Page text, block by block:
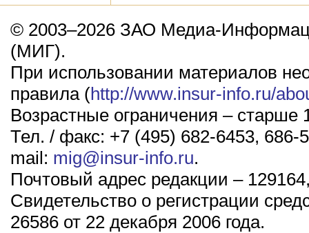
© 2003–2026 ЗАО Медиа-
(МИГ).
При использовании материалов
правила (http://www.insur-info.ru/
Возрастные ограничения – старше
Тел. / факс: +7 (495) 682-6453, 686-
mail: mig@insur-info.ru.
Почтовый адрес редакции –
Свидетельство о регистрации
26586 от 22 декабря 2006 года.